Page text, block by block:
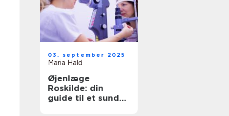
03. september 2025
Maria Hald
Øjenlæge
Roskilde: din
guide til et sundt